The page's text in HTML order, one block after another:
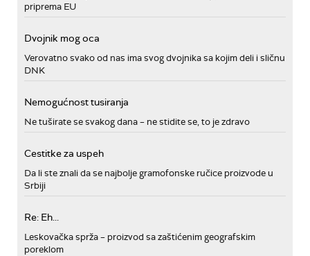
priprema EU
Dvojnik mog oca
Verovatno svako od nas ima svog dvojnika sa kojim deli i sličnu
DNK
Nemogućnost tusiranja
Ne tuširate se svakog dana – ne stidite se, to je zdravo
Cestitke za uspeh
Da li ste znali da se najbolje gramofonske ručice proizvode u
Srbiji
Re: Eh...
Leskovačka sprža – proizvod sa zaštićenim geografskim
poreklom